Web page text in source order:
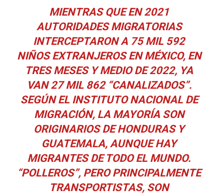
MIENTRAS QUE EN 2021
AUTORIDADES MIGRATORIAS
INTERCEPTARON A 75 MIL 592
NIÑOS EXTRANJEROS EN MÉXICO, EN
TRES MESES Y MEDIO DE 2022, YA
VAN 27 MIL 862 “CANALIZADOS”.
SEGÚN EL INSTITUTO NACIONAL DE
MIGRACIÓN, LA MAYORÍA SON
ORIGINARIOS DE HONDURAS Y
GUATEMALA, AUNQUE HAY
MIGRANTES DE TODO EL MUNDO.
“POLLEROS”, PERO PRINCIPALMENTE
TRANSPORTISTAS, SON